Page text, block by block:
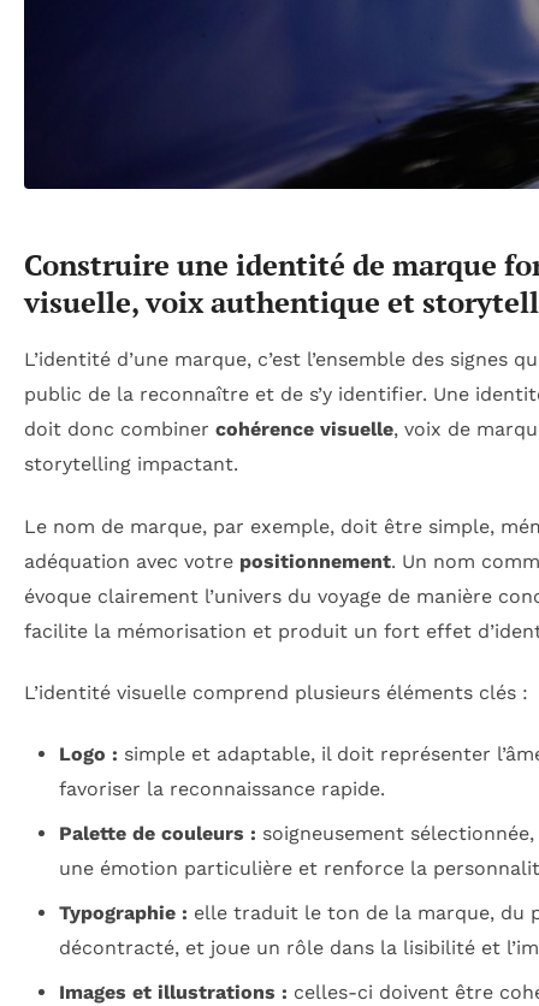
Construire une identité de marque
visuelle, voix authentique et
L’identité d’une marque, c’est l’ensemble des signes
public de la reconnaître et de s’y identifier. Une
doit donc combiner cohérence visuelle, voix de
storytelling impactant.
Le nom de marque, par exemple, doit être simple,
adéquation avec votre positionnement. Un nom
évoque clairement l’univers du voyage de manière
facilite la mémorisation et produit un fort effet
L’identité visuelle comprend plusieurs éléments clés :
Logo : simple et adaptable, il doit représenter
favoriser la reconnaissance rapide.
Palette de couleurs : soigneusement
une émotion particulière et renforce la
Typographie : elle traduit le ton de la marque, du
décontracté, et joue un rôle dans la lisibilité et
Images et illustrations : celles-ci doivent être